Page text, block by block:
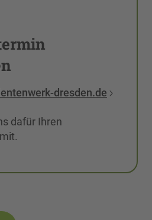
dresden.de
dafür Ihren